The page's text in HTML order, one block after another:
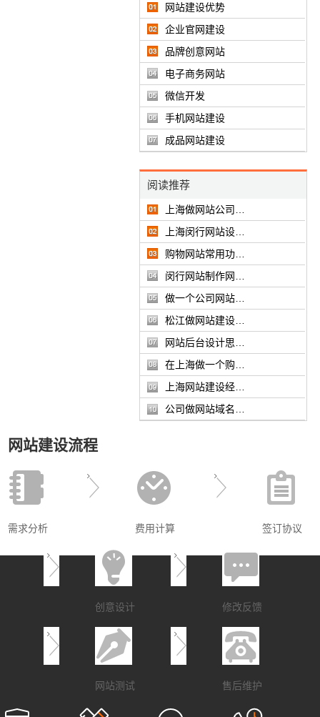
网站建设优势
企业官网建设
品牌创意网站
电子商务网站
微信开发
手机网站建设
成品网站建设
阅读推荐
上海做网站公司…
上海闵行网站设…
购物网站常用功…
闵行网站制作网…
做一个公司网站…
松江做网站建设…
网站后台设计思…
在上海做一个购…
上海网站建设经…
公司做网站域名…
网站建设流程
需求分析 费用计算 签订协议
创意设计 修改反馈
网站测试 售后维护